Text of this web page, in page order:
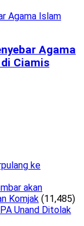
Agama
Ciamis
ke
akan
Komjak (11,485)
Unand Ditolak